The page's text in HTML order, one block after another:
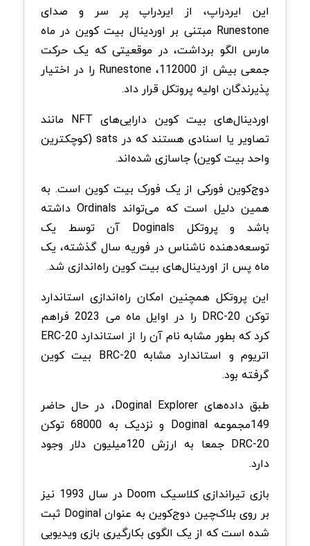
این ایردراپ، از ایردراپ پر سر و صدای
Runestone مبتنی بر اوردینال بیت کوین در ماه
مارس الگو برداشت، در موقعیتی که یک حرکت
جمعی بیش از 112000، Runestone را در اختیار
پذیرندگان اولیه پروتکل قرار داد.
اوردینال‌های بیت کوین دارایی‌های NFT مانند
تصاویر یا اسنادی هستند که در sats (کوچکترین
واحد بیت کوین) جاسازی شده‌اند.
دوج‌کوین فورکی از یک فورک بیت کوین است. به
همین دلیل است که می‌تواند Ordinals داشته
باشد و پروتکل Doginals آن توسط یک
توسعه‌دهنده ناشناس در فوریه سال گذشته، یک
ماه پس از اوردینال‌های بیت کوین راه‌اندازی شد.
این پروتکل همچنین امکان راه‌اندازی استاندارد
توکن DRC-20 را در اوایل ماه می 2023 فراهم
کرد که بطور مشابه نام آن را از استاندارد ERC-20
اتریوم و استاندارد مشابه BRC-20 بیت‌ کوین
گرفته بود.
طبق داده‌های Doginal Explorer، در حال حاضر
149مجموعه Doginal و نزدیک به 68000 توکن
DRC-20 جمعا به ارزش 120‌میلیون دلار وجود
دارد.
بازی تیراندازی کلاسیک Doom در سال 1993 نیز
بر روی بلاک‌چین دوج‌کوین به عنوان Doginal ثبت
شده است که از یک الگوی بکارگیری بازی‌ ویدیویی